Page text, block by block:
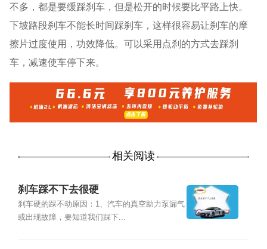
不多，都是要缓踩刹车，但是松开的时候要比平路上快。
下坡路段刹车不能长时间踩刹车，这样很容易让刹车的摩
擦片过度使用，功效降低。可以采用点刹的方式去踩刹
车，减速使车停下来。
相关阅读
刹车踩不下去很硬
刹车硬的踩不动原因：1、汽车的真空助力泵漏气
或出现故障，要知道我们踩下...